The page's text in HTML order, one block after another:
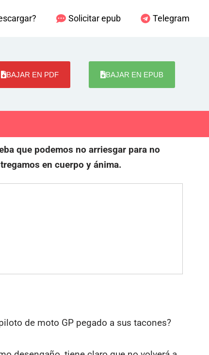
Solicitar epub Telegram
BAJAR EN PDF BAJAR EN EPUB
que podemos no arriesgar para no
en cuerpo y ánima.
de moto GP pegado a sus tacones?